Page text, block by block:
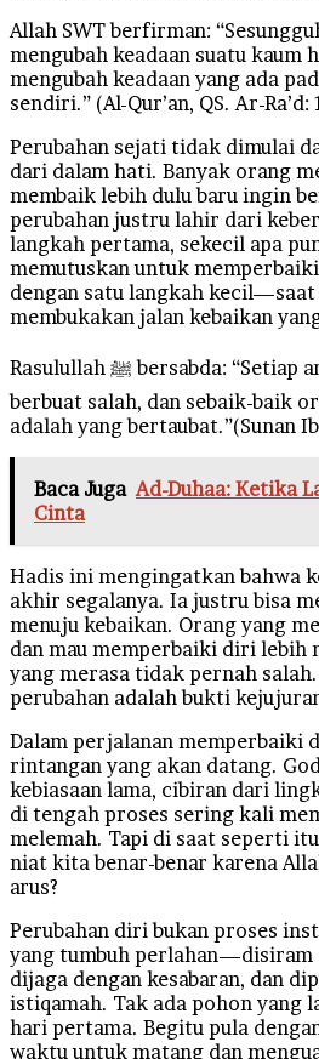
Allah SWT berfirman:
mengubah keadaan suatu kaum
mengubah keadaan yang ada
sendiri.” (Al-Qur’an, QS. Ar-Ra’d:
Perubahan sejati tidak dimulai
dari dalam hati. Banyak orang
membaik lebih dulu baru ingin
perubahan justru lahir dari
langkah pertama, sekecil apa
memutuskan untuk
dengan satu langkah
membukakan jalan kebaikan
Rasulullah ﷺ bersabda: “Setiap anak Adam pasti
berbuat salah, dan sebaik-baik
adalah yang bertaubat.”(Sunan
Baca Juga Ad-Duhaa: Ketika
Cinta
Hadis ini mengingatkan bahwa
akhir segalanya. Ia justru bisa
menuju kebaikan. Orang yang
dan mau memperbaiki diri lebih
yang merasa tidak pernah salah.
perubahan adalah bukti
Dalam perjalanan memperbaiki
rintangan yang akan datang.
kebiasaan lama, cibiran dari
di tengah proses sering kali
melemah. Tapi di saat seperti
niat kita benar-benar karena
arus?
Perubahan diri bukan proses
yang tumbuh perlahan—disiram
dijaga dengan kesabaran, dan
istiqamah. Tak ada pohon yang
hari pertama. Begitu pula
waktu untuk matang dan